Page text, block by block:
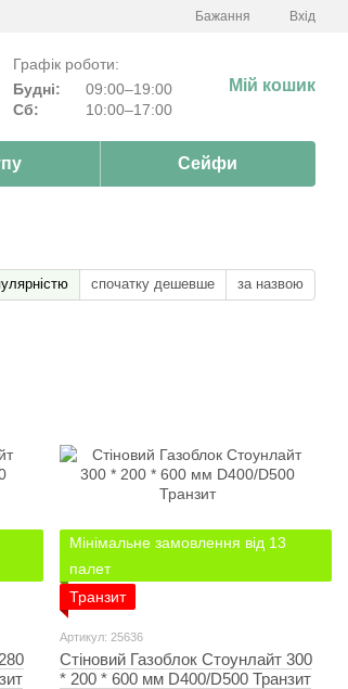
Бажання Вхід
Графік роботи:
Будні:
09:00–19:00
Сб:
10:00–17:00
Мій кошик
Сейфи
спочатку дешевше за назвою
Мінімальне замовлення від 13
палет
Транзит
Артикул: 25636
Стіновий Газоблок Стоунлайт 300
* 200 * 600 мм D400/D500 Транзит